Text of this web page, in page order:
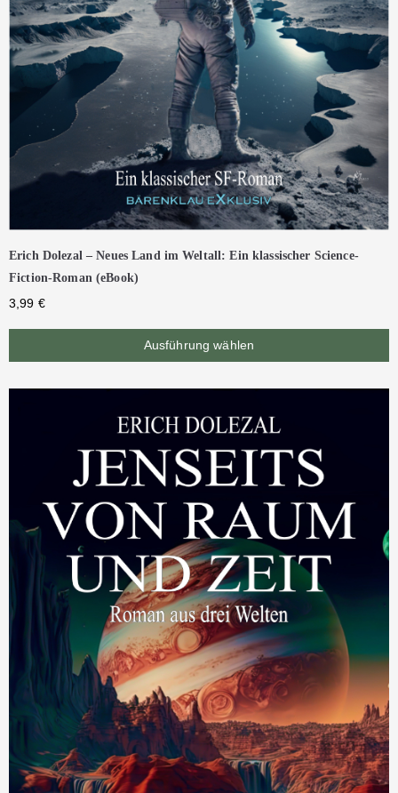
Erich Dolezal – Neues Land im Weltall: Ein klassischer Science-
Fiction-Roman (eBook)
3,99 €
Ausführung wählen